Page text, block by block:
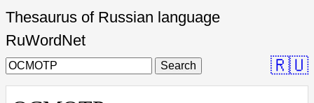
Thesaurus of Russian language
RuWordNet
Search 🇷🇺